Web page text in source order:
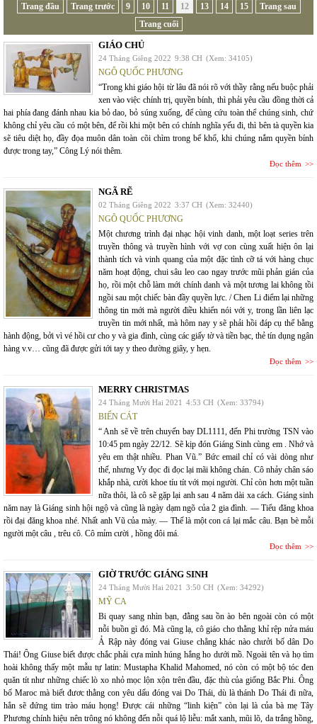
Trang đầu Trang trước 9 10 11 12 13 14 15
Trang sau
Trang cuối
GIÁO CHỦ
24 Tháng Giêng 2022 9:38 CH (Xem: 34105)
NGÔ QUỐC PHƯƠNG
“Trong khi giáo hội từ lâu đã nói rõ với thầy rằng nếu buộc phải
xen vào việc chính trị, quyền bính, thì phải yêu cầu đồng thời cả
hai phía đang đánh nhau kia bỏ dao, bỏ súng xuống, để cùng cứu toàn thể chúng sinh, chứ
không chỉ yêu cầu có một bên, để rồi khi một bên có chính nghĩa yếu đi, thì bên tà quyền kia
sẽ tiêu diệt họ, đầy đọa muôn dân toàn cõi chìm trong bể khổ, khi chúng nắm quyền bính
được trong tay,” Công Lý nói thêm.
Đọc thêm
NGÃ RẼ
02 Tháng Giêng 2022 3:37 CH (Xem: 32440)
NGÔ QUỐC PHƯƠNG
Một chương trình đại nhạc hội vinh danh, một loạt series trên
truyền thông và truyền hình với vợ con cùng xuất hiện ôn lại
thành tích và vinh quang của một đặc tình cỡ tá với hàng chục
năm hoạt động, chui sâu leo cao ngay trước mũi phản gián của
họ, rồi một chỗ làm mới chính danh và một tương lai không tồi
ngồi sau một chiếc bàn đầy quyền lực. / Chen Li điểm lại những
thông tin mới mà người điều khiển nói với y, trong lần liên lạc
truyền tin mới nhất, mà hôm nay y sẽ phải hồi đáp cụ thể bằng
hành động, bởi vì vé hồi cư cho y và gia đình, cùng các giấy tờ và tiền bạc, thẻ tín dụng ngân
hàng v.v… cũng đã được gửi tới tay y theo đường giây, y hẹn.
Đọc thêm
MERRY CHRISTMAS
24 Tháng Mười Hai 2021 4:53 CH (Xem: 33794)
BIỂN CÁT
“ Anh sẽ về trên chuyến bay DL1111, đến Phi trường TSN vào
10:45 pm ngày 22/12. Sẽ kịp đón Giáng Sinh cùng em . Nhớ và
yêu em thật nhiều. Phan Vũ.” Bức email chỉ có vài dòng như
thế, nhưng Vy đọc đi đọc lại mãi không chán. Cô nhảy chân sáo
khắp nhà, cười khoe tíu tít với mọi người. Chỉ còn hơn một tuần
nữa thôi, là cô sẽ gặp lại anh sau 4 năm dài xa cách. Giáng sinh
năm nay là Giáng sinh hội ngộ và cũng là ngày dạm ngõ của 2 gia đình. — Tiểu đăng khoa
rồi đại đăng khoa nhé. Nhất anh Vũ của mày. — Thế là một con cá lại mắc câu. Bạn bè mỗi
người một câu , trêu cô. Cô mỉm cười , hồng đôi má.
Đọc thêm
GIỜ TRƯỚC GIÁNG SINH
24 Tháng Mười Hai 2021 3:50 CH (Xem: 34292)
MỸ CA
Bi quay sang nhìn bạn, đằng sau ồn ào bên ngoài còn có một
nỗi buồn gì đó. Mà cũng lạ, cô giáo cho thằng khỉ rệp nửa máu
Ả Rập này đóng vai Giuse chẳng khác nào chưởi bố dân Do
Thái! Ông Giuse biết được chắc phải cựa mình húng hắng ho dưới mồ. Ngoài tên và họ tìm
hoài không thấy một mẫu tự latin: Mustapha Khalid Mahomed, nó còn có một bộ tóc đen
quăn tít như những chiếc lò xo nhỏ mọc lộn xộn trên đầu, đặc thù của giống Bắc Phi. Ông
bố Maroc mà biết đươc thằng con yêu dấu đóng vai Do Thái, dù là thánh Do Thái đi nữa,
hẳn sẽ đứng tim trào máu họng! Được cái những “linh kiện” còn lại là của bà mẹ Tây
Phương chính hiệu nên trông nó không đến nỗi quá lộ liễu: mắt xanh, mũi lõ, da trắng hồng,